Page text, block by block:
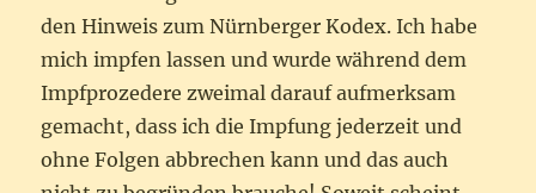
den Hinweis zum Nürnberger Kodex. Ich habe
mich impfen lassen und wurde während dem
Impfprozedere zweimal darauf aufmerksam
gemacht, dass ich die Impfung jederzeit und
ohne Folgen abbrechen kann und das auch